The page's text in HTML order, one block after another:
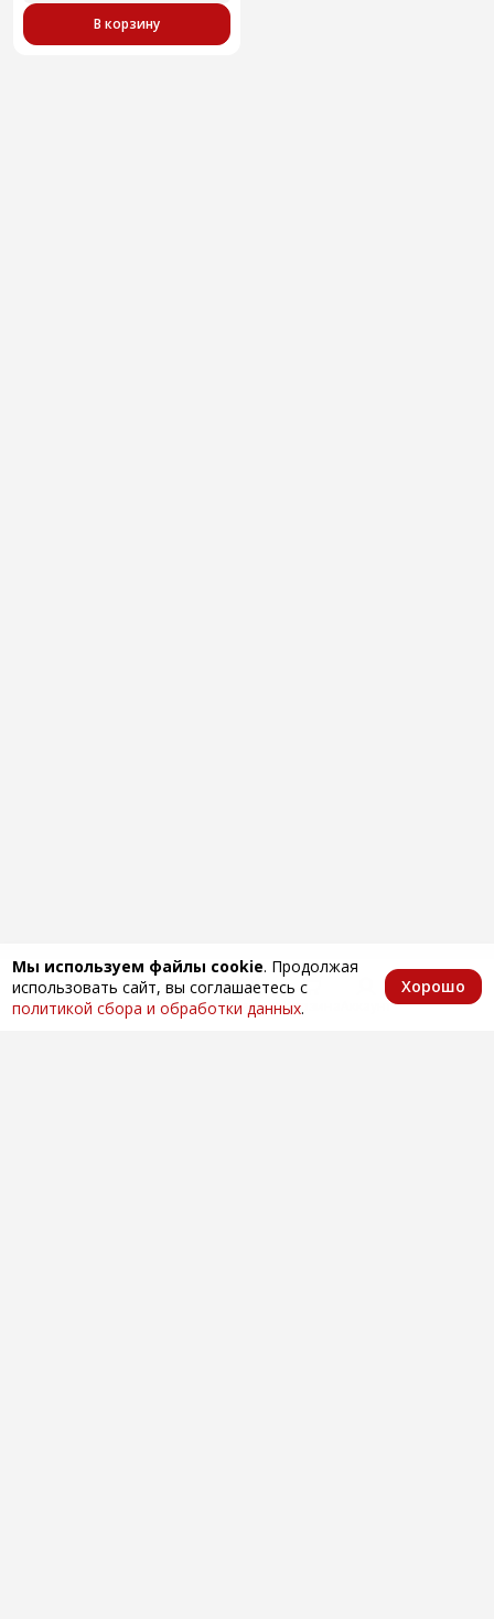
В корзину
Мы используем файлы cookie. Продолжая
использовать сайт, вы соглашаетесь с
политикой сбора и обработки данных.
Хорошо
Главная КаталогИзбранноеКорзина Аккаунт